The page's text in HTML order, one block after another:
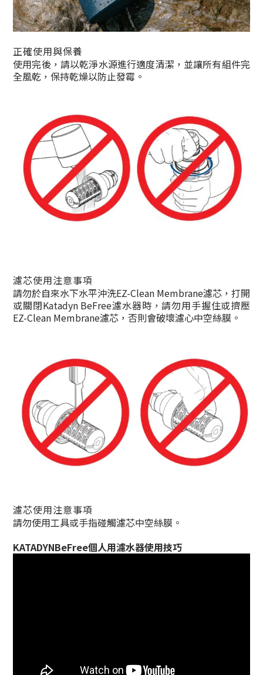
正確使用與保養
使用完後，請以乾淨水源進行適度清潔，並讓所有組件完
全風乾，保持乾燥以防止發霉。
濾芯使用注意事項
請勿於自來水下水平沖洗EZ-Clean Membrane濾芯，打開
或關閉Katadyn BeFree濾水器時，請勿用手握住或擠壓
EZ-Clean Membrane濾芯，否則會破壞濾心中空絲膜。
濾芯使用注意事項
請勿使用工具或手指碰觸濾芯中空絲膜。
KATADYNBeFree個人用濾水器使用技巧